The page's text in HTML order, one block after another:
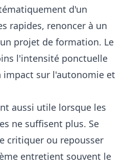
d'un
rapides, renoncer à un
projet de formation. Le
l'intensité ponctuelle
impact sur l'autonomie et
aussi utile lorsque les
ne suffisent plus. Se
critiquer ou repousser
entretient souvent le